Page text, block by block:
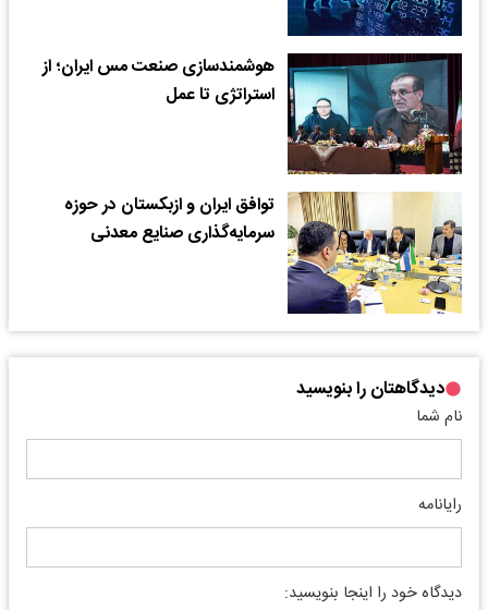
هوشمندسازی صنعت مس ایران؛ از
استراتژی تا عمل
توافق ایران و ازبکستان در حوزه
سرمایه‌گذاری صنایع معدنی
دیدگاهتان را بنویسید
نام شما
رایانامه
دیدگاه خود را اینجا بنویسید: